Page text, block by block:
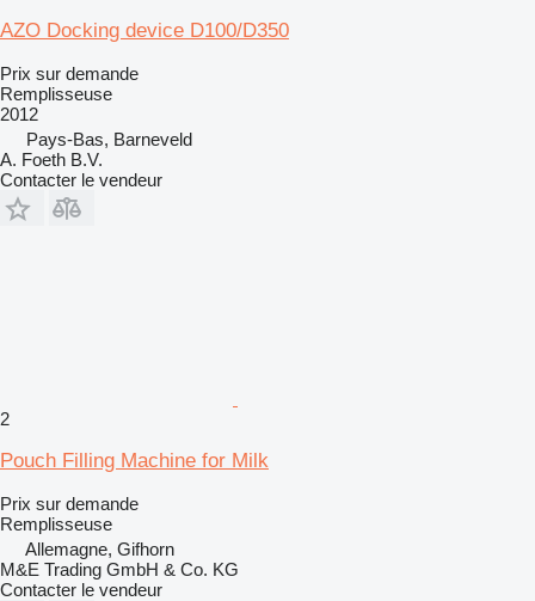
AZO Docking device D100/D350
Prix sur demande
Remplisseuse
2012
Pays-Bas, Barneveld
A. Foeth B.V.
Contacter le vendeur
2
Pouch Filling Machine for Milk
Prix sur demande
Remplisseuse
Allemagne, Gifhorn
M&E Trading GmbH & Co. KG
Contacter le vendeur